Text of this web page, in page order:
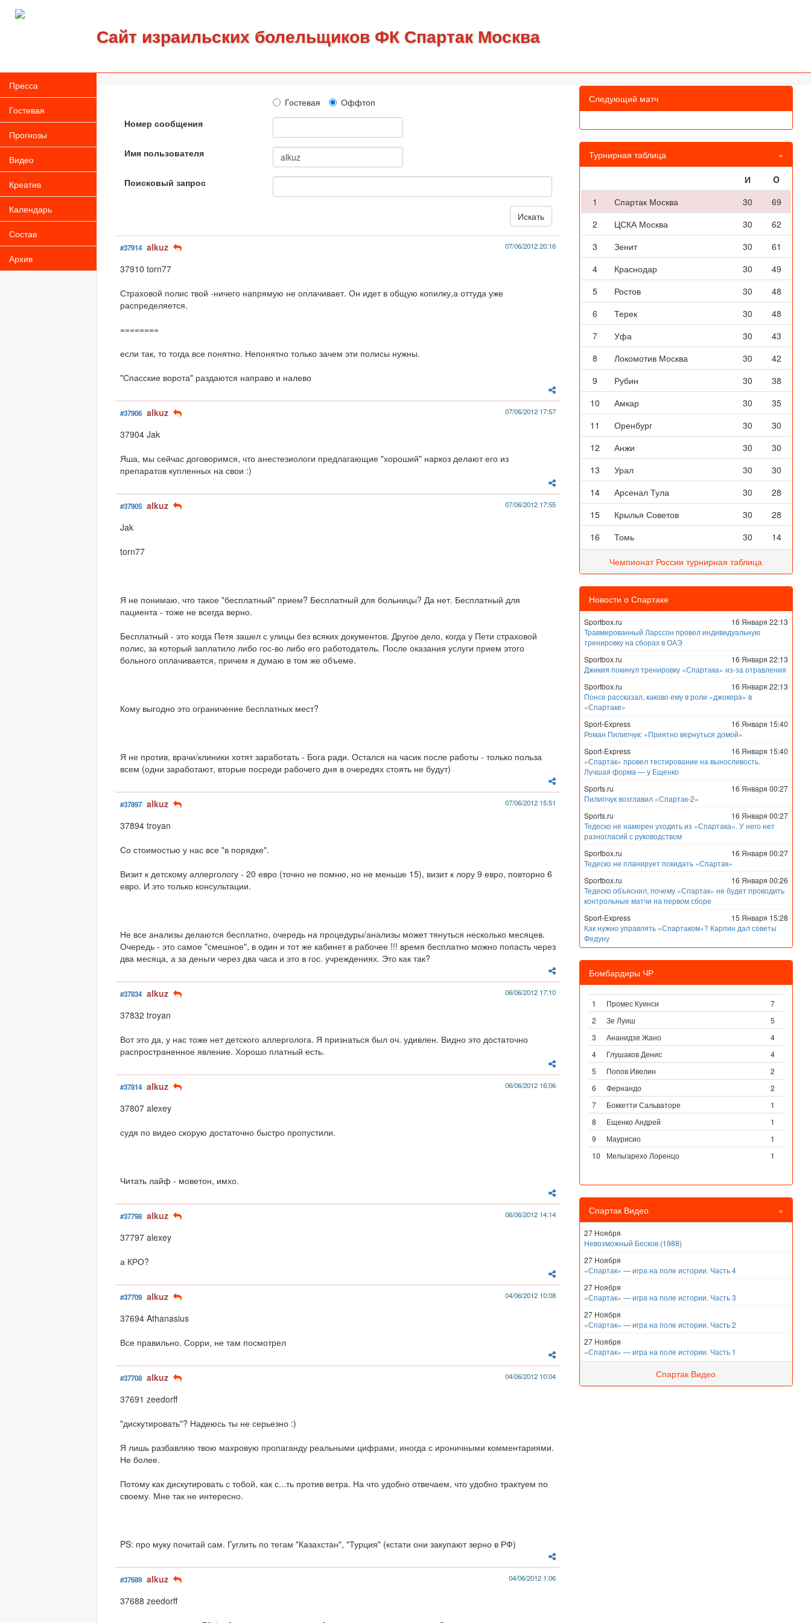
Сайт израильских болельщиков ФК Спартак Москва
Пресса
Гостевая
Прогнозы
Видео
Креатив
Календарь
Состав
Архив
Гостевая
Оффтоп
Номер сообщения
Имя пользователя
Поисковый запрос
#37914 alkuz 07/06/2012 20:16
37910 torn77
Страховой полис твой -ничего напрямую не оплачивает. Он идет в общую копилку,а оттуда уже
распределяется.
========
если так, то тогда все понятно. Непонятно только зачем эти полисы нужны.
"Спасские ворота" раздаются направо и налево
#37906 alkuz 07/06/2012 17:57
37904 Jak
Яша, мы сейчас договоримся, что анестезиологи предлагающие "хороший" наркоз делают его из
препаратов купленных на свои :)
#37905 alkuz 07/06/2012 17:55
Jak
torn77
Я не понимаю, что такое "бесплатный" прием? Бесплатный для больницы? Да нет. Бесплатный для
пациента - тоже не всегда верно.
Бесплатный - это когда Петя зашел с улицы без всяких документов. Другое дело, когда у Пети страховой
полис, за который заплатило либо гос-во либо его работодатель. После оказания услуги прием этого
больного оплачивается, причем я думаю в том же объеме.
Кому выгодно это ограничение бесплатных мест?
Я не против, врачи/клиники хотят заработать - Бога ради. Остался на часик после работы - только польза
всем (одни заработают, вторые посреди рабочего дня в очередях стоять не будут)
#37897 alkuz 07/06/2012 15:51
37894 troyan
Со стоимостью у нас все "в порядке".
Визит к детскому аллергологу - 20 евро (точно не помню, но не меньше 15), визит к лору 9 евро, повторно 6
евро. И это только консультации.
Не все анализы делаются бесплатно, очередь на процедуры/анализы может тянуться несколько месяцев.
Очередь - это самое "смешное", в один и тот же кабинет в рабочее !!! время бесплатно можно попасть через
два месяца, а за деньги через два часа и это в гос. учреждениях. Это как так?
#37834 alkuz 06/06/2012 17:10
37832 troyan
Вот это да, у нас тоже нет детского аллерголога. Я признаться был оч. удивлен. Видно это достаточно
распространенное явление. Хорошо платный есть.
#37814 alkuz 06/06/2012 16:06
37807 alexey
судя по видео скорую достаточно быстро пропустили.
Читать лайф - моветон, имхо.
#37798 alkuz 06/06/2012 14:14
37797 alexey
а КРО?
#37709 alkuz 04/06/2012 10:08
37694 Athanasius
Все правильно. Сорри, не там посмотрел
#37708 alkuz 04/06/2012 10:04
37691 zeedorff
"дискутировать"? Надеюсь ты не серьезно :)
Я лишь разбавляю твою махровую пропаганду реальными цифрами, иногда с ироничными комментариями.
Не более.
Потому как дискутировать с тобой, как с...ть против ветра. На что удобно отвечаем, что удобно трактуем по
своему. Мне так не интересно.
PS: про муку почитай сам. Гуглить по тегам "Казахстан", "Турция" (кстати они закупают зерно в РФ)
#37689 alkuz 04/06/2012 1:06
37688 zeedorff
Следующий матч
Турнирная таблица »
И
O
1
Спартак Москва 30
69
2
ЦСКА Москва 30
62
3
Зенит 30
61
4
Краснодар 30
49
5
Ростов 30
48
6
Терек 30
48
7
Уфа 30
43
8
Локомотив Москва 30
42
9
Рубин 30
38
10
Амкар 30
35
11
Оренбург 30
30
12
Анжи 30
30
13
Урал 30
30
14
Арсенал Тула 30
28
15
Крылья Советов 30
28
16
Томь 30 14
Чемпионат России турнирная таблица
Новости о Спартаке
Sportbox.ru
16 Января 22:13
Травмированный Ларссон провел индивидуальную
тренировку на сборах в ОАЭ
Sportbox.ru
16 Января 22:13
Джикия покинул тренировку «Спартака» из-за отравления
Sportbox.ru
16 Января 22:13
Понсе рассказал, каково ему в роли «джокера» в
«Спартаке»
Sport-Express
16 Января 15:40
Роман Пилипчук: «Приятно вернуться домой»
Sport-Express
16 Января 15:40
«Спартак» провел тестирование на выносливость.
Лучшая форма — у Ещенко
Sports.ru
16 Января 00:27
Пилипчук возглавил «Спартак-2»
Sports.ru
16 Января 00:27
Тедеско не намерен уходить из «Спартака». У него нет
разногласий с руководством
Sportbox.ru
16 Января 00:27
Тедеско не планирует покидать «Спартак»
Sportbox.ru
16 Января 00:26
Тедеско объяснил, почему «Спартак» не будет проводить
контрольные матчи на первом сборе
Sport-Express
15 Января 15:28
Как нужно управлять «Спартаком»? Карпин дал советы
Федуну
Бомбардиры ЧР
1 Промес Куинси
7
2
Зе Луиш
5
3
Ананидзе Жано
4
4
Глушаков Денис
4
5
Попов Ивелин
2
6
Фернандо
2
7
Боккетти Сальваторе
1
8
Ещенко Андрей
1
9
Маурисио
1
10
Мельгарехо Лоренцо 1
Спартак Видео »
27 Ноября
Невозможный Бесков (1988)
27 Ноября
«Спартак» — игра на поле истории. Часть 4
27 Ноября
«Спартак» — игра на поле истории. Часть 3
27 Ноября
«Спартак» — игра на поле истории. Часть 2
27 Ноября
«Спартак» — игра на поле истории. Часть 1
Спартак Видео